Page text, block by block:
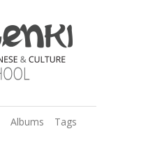
Albums
Tags